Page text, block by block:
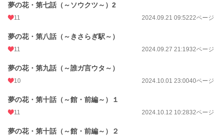
夢の花・第七話（～ソウクツ～）2
11 2024.09.21 09:5222ページ
夢の花・第八話（～きさらぎ駅～）
11 2024.09.27 21:1932ページ
夢の花・第九話（～誰ガ言ウタ～）
10 2024.10.01 23:0040ページ
夢の花・第十話（～館・前編～）１
11 2024.10.12 10:2832ページ
夢の花・第十話（～館・前編～）２